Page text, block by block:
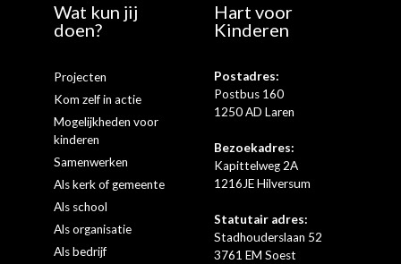
Wat kun jij
doen?
Projecten
Kom zelf in actie
Mogelijkheden voor
kinderen
Samenwerken
Als kerk of gemeente
Als school
Als organisatie
Als bedrijf
Hart voor
Kinderen
Postadres:
Postbus 160
1250 AD Laren
Bezoekadres:
Kapittelweg 2A
1216JE Hilversum
Statutair adres:
Stadhouderslaan 52
3761 EM Soest